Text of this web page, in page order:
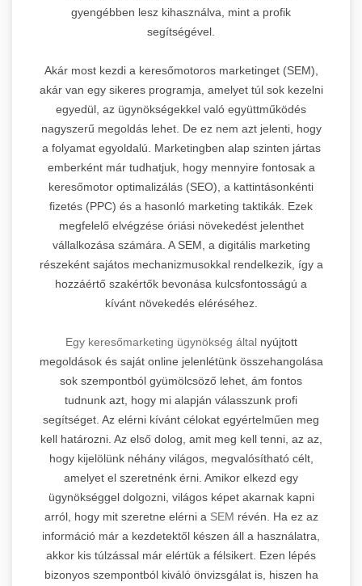
gyengébben lesz kihasználva, mint a profik
segítségével.
Akár most kezdi a keresőmotoros marketinget (SEM),
akár van egy sikeres programja, amelyet túl sok kezelni
egyedül, az ügynökségekkel való együttműködés
nagyszerű megoldás lehet. De ez nem azt jelenti, hogy
a folyamat egyoldalú. Marketingben alap szinten jártas
emberként már tudhatjuk, hogy mennyire fontosak a
keresőmotor optimalizálás (SEO), a kattintásonkénti
fizetés (PPC) és a hasonló marketing taktikák. Ezek
megfelelő elvégzése óriási növekedést jelenthet
vállalkozása számára. A SEM, a digitális marketing
részeként sajátos mechanizmusokkal rendelkezik, így a
hozzáértő szakértők bevonása kulcsfontosságú a
kívánt növekedés eléréséhez.
Egy keresőmarketing ügynökség által nyújtott
megoldások és saját online jelenlétünk összehangolása
sok szempontból gyümölcsöző lehet, ám fontos
tudnunk azt, hogy mi alapján válasszunk profi
segítséget. Az elérni kívánt célokat egyértelműen meg
kell határozni. Az első dolog, amit meg kell tenni, az az,
hogy kijelölünk néhány világos, megvalósítható célt,
amelyet el szeretnénk érni. Amikor elkezd egy
ügynökséggel dolgozni, világos képet akarnak kapni
arról, hogy mit szeretne elérni a SEM révén. Ha ez az
információ már a kezdetektől készen áll a használatra,
akkor kis túlzással már elértük a félsikert. Ezen lépés
bizonyos szempontból kiváló önvizsgálat is, hiszen ha